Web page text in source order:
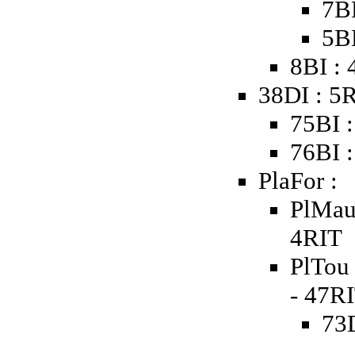
8BI :
38DI :
75BI
76BI
PlaFor :
4RIT
-